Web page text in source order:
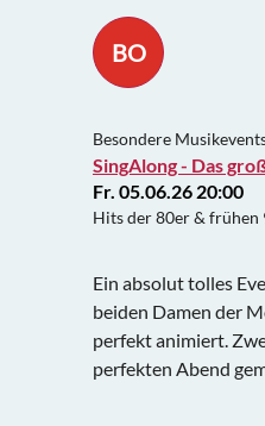
BO
Besondere
SingAlong - Das
Fr. 05.06.26 20:00
Hits der 80er & frühen
Ein absolut tolles
beiden Damen der
perfekt animiert.
perfekten Abend